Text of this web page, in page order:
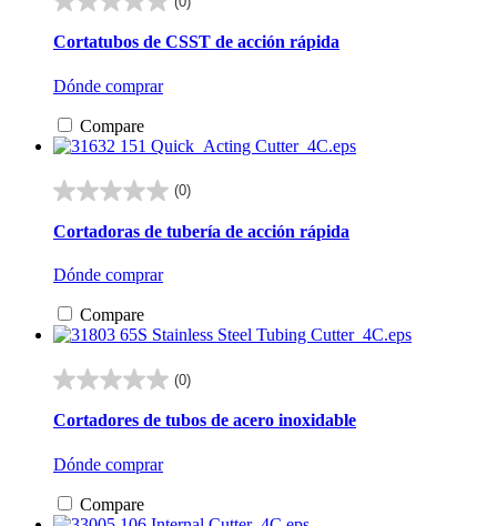
0.0
5
Cortatubos de CSST de acción rápida
Dónde comprar
Compare
(0)
0.0
5
Cortadoras de tubería de acción rápida
Dónde comprar
Compare
(0)
0.0
5
Cortadores de tubos de acero inoxidable
Dónde comprar
Compare